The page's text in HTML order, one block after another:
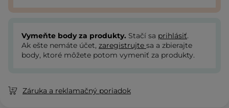
Vymeňte body za produkty. Stačí sa prihlásiť.
Ak ešte nemáte účet, zaregistrujte sa a zbierajte
body, ktoré môžete potom vymeniť za produkty.
Záruka a reklamačný poriadok